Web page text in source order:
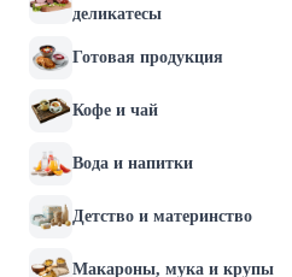
деликатесы
Готовая продукция
Кофе и чай
Вода и напитки
Детство и материнство
Макароны, мука и крупы